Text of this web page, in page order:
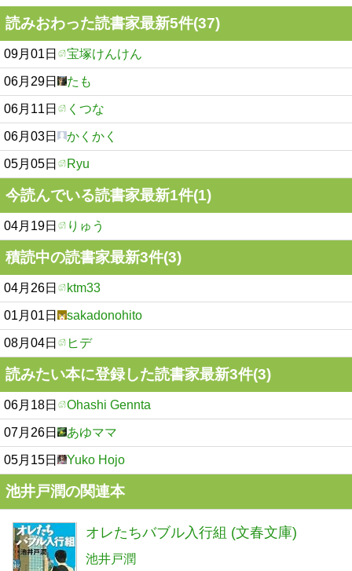
読みおわった読書家最新5件(37)
09月01日 宝塚けんけん
06月29日 たも
06月11日 くつな
06月03日 かくかく
05月05日 Ryu
今読んでいる読書家最新1件(1)
04月19日 りゅう
積読中の読書家最新3件(3)
04月26日 ktm33
01月01日 sakadonohito
08月04日 ヒデ
読みたい本に登録した読書家最新3件(3)
06月18日 Ohashi Gennta
07月26日 あゆママ
05月15日 Yuko Hojo
池井戸潤の関連本
オレたちバブル入行組 (文春文庫)
池井戸潤